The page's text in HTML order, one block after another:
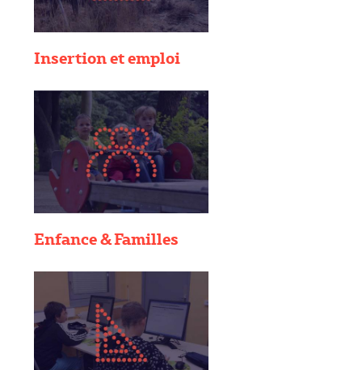
Insertion et emploi
Enfance & Familles